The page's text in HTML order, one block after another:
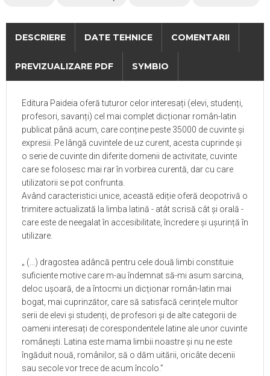
DESCRIERE DATE TEHNICE COMENTARII
PREVIZUALIZARE PDF SYMBIO
Editura Paideia oferă tuturor celor interesați (elevi, studenți,
profesori, savanți) cel mai complet dicționar român-latin
publicat până acum, care conține peste 35000 de cuvinte şi
expresii. Pe lângă cuvintele de uz curent, acesta cuprinde și
o serie de cuvinte din diferite domenii de activitate, cuvinte
care se folosesc mai rar în vorbirea curentă, dar cu care
utilizatorii se pot confrunta.
Având caracteristici unice, această ediție oferă deopotrivă o
trimitere actualizată la limba latină - atât scrisă cât și orală -
care este de neegalat în accesibilitate, încredere și ușurință în
utilizare.
„ (...) dragostea adâncă pentru cele două limbi constituie
suficiente motive care m-au îndemnat să-mi asum sarcina,
deloc ușoară, de a întocmi un dicționar român-latin mai
bogat, mai cuprinzător, care să satisfacă cerințele multor
serii de elevi și studenți, de profesori și de alte categorii de
oameni interesați de corespondentele latine ale unor cuvinte
românești. Latina este mama limbii noastre și nu ne este
îngăduit nouă, românilor, să o dăm uitării, oricâte decenii
sau secole vor trece de acum încolo.”